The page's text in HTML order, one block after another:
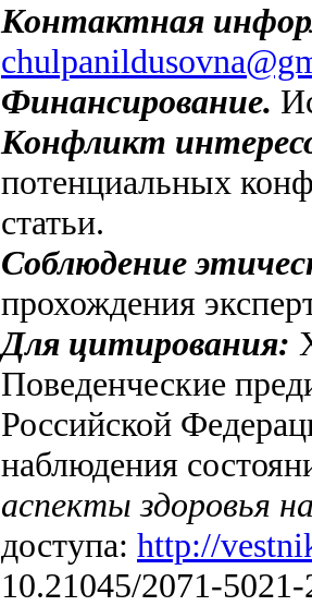
Контактная
Финансирование.
Конфликт
потенциальных
статьи.
Соблюдение
прохождения
Для цитирования:
Поведенческие
Российской
наблюдения
аспекты здоровья
доступа: http://
10.21045/2071-